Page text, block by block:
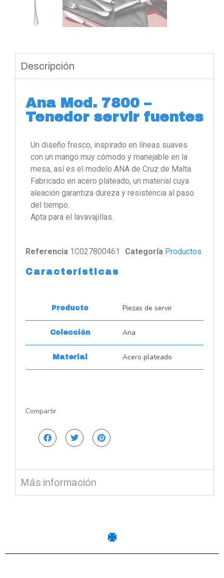
Descripción
Ana Mod. 7800 –
Tenedor servir fuentes
Un diseño fresco, inspirado en líneas suaves
con un mango muy cómodo y manejable en la
mesa, así es el modelo ANA de Cruz de Malta.
Fabricado en acero plateado, un material cuya
aleación garantiza dureza y resistencia al paso
del tiempo.
Apta para el lavavajillas.
Referencia 1C027800461 Categoría Productos
Características
Producto Piezas de servir
Colección Ana
Material Acero plateado
Compartir
Más información